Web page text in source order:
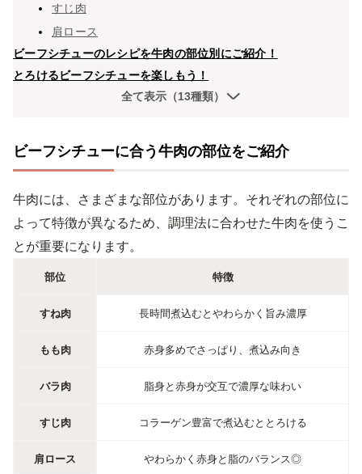
すじ肉
肩ロース
ビーフシチューのレシピを牛肉の部位別にご紹介！
とろけるビーフシチューを楽しもう！
全て表示（13種類）
ビーフシチューに合う牛肉の部位をご紹介
牛肉には、さまざまな部位があります。それぞれの部位に
よって特徴が異なるため、調理法に合わせた牛肉を使うこ
とが重要になります。
部位 特徴
すね肉 長時間煮込むとやわらかく旨み濃厚
もも肉 赤身多めでさっぱり、煮込み向き
バラ肉 脂身と赤身が交互で濃厚な味わい
すじ肉 コラーゲン豊富で煮込むととろける
肩ロース やわらかく赤身と脂のバランス◎